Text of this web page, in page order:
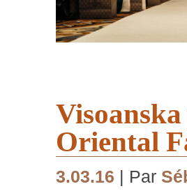
Oriental
3.03.16 | Par